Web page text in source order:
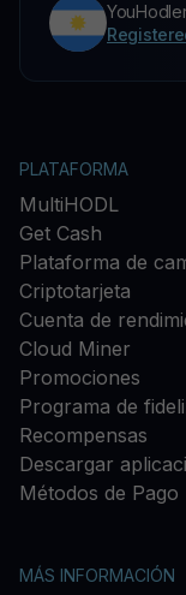
PLATAFORMA
MultiHODL
Get Cash
Plataforma de
Criptotarjeta
Cuenta de
Cloud Miner
Promociones
Programa de
Recompensas
Descargar
Métodos de Pago
MÁS INFORMACIÓN